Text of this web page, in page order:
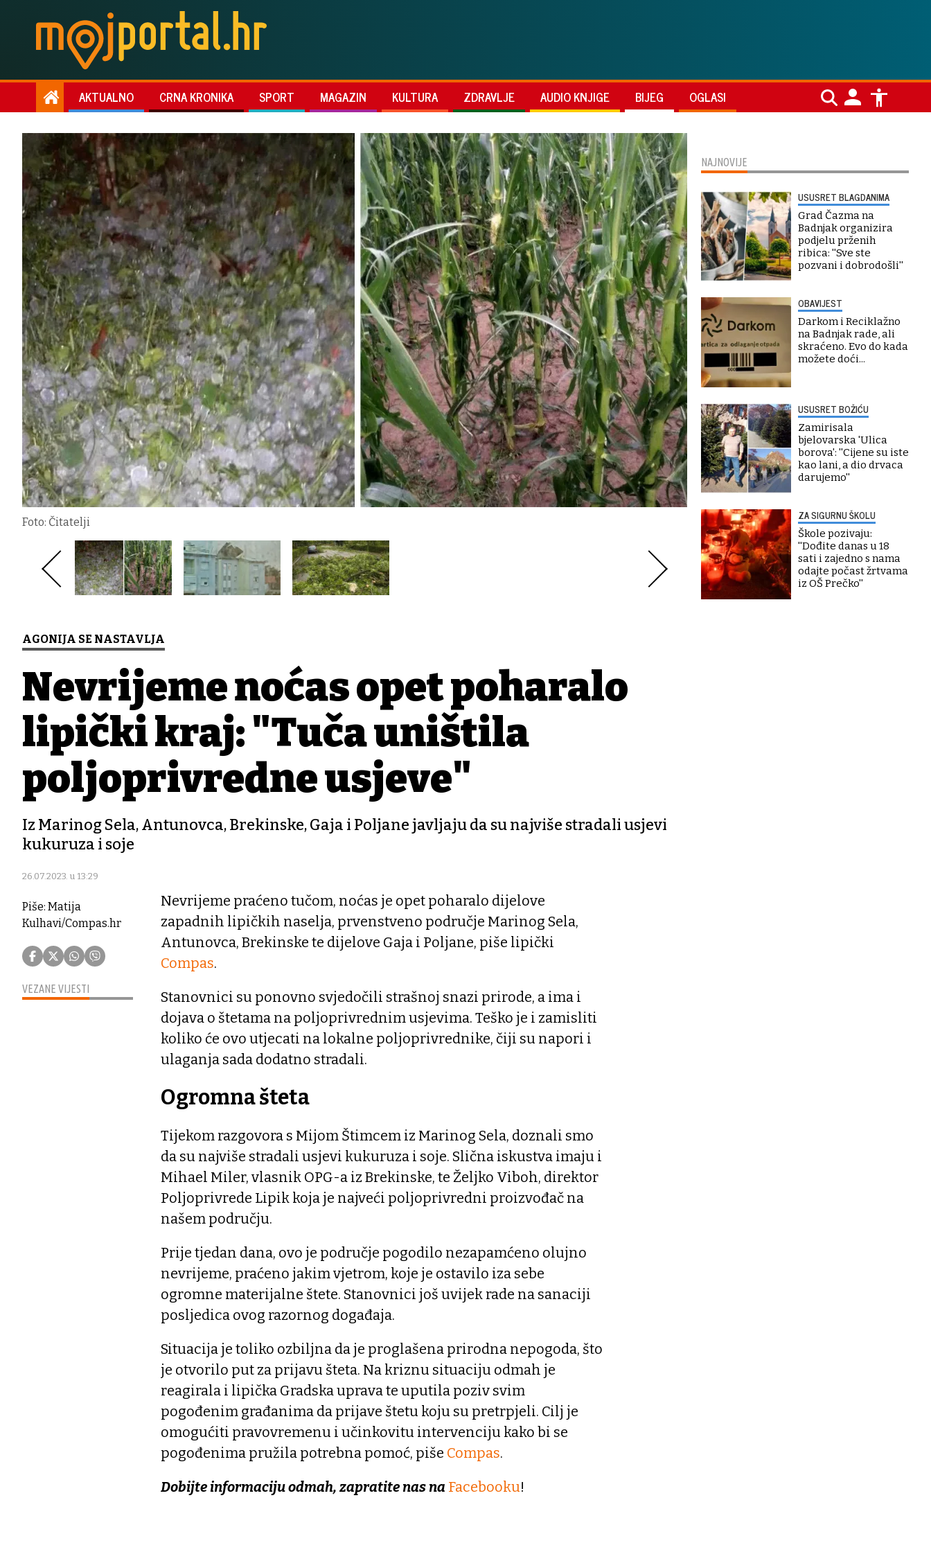
AKTUALNO CRNA KRONIKA SPORT MAGAZIN KULTURA ZDRAVLJE AUDIO KNJIGE BIJEG OGLASI
Foto: Čitatelji
AGONIJA SE NASTAVLJA
Nevrijeme noćas opet poharalo
lipički kraj: "Tuča uništila
poljoprivredne usjeve"
Iz Marinog Sela, Antunovca, Brekinske, Gaja i Poljane javljaju da su najviše stradali usjevi
kukuruza i soje
26.07.2023. u 13:29
Piše: Matija
Kulhavi/Compas.hr
VEZANE VIJESTI
Nevrijeme praćeno tučom, noćas je opet poharalo dijelove
zapadnih lipičkih naselja, prvenstveno područje Marinog Sela,
Antunovca, Brekinske te dijelove Gaja i Poljane, piše lipički
Compas.
Stanovnici su ponovno svjedočili strašnoj snazi prirode, a ima i
dojava o štetama na poljoprivrednim usjevima. Teško je i zamisliti
koliko će ovo utjecati na lokalne poljoprivrednike, čiji su napori i
ulaganja sada dodatno stradali.
Ogromna šteta
Tijekom razgovora s Mijom Štimcem iz Marinog Sela, doznali smo
da su najviše stradali usjevi kukuruza i soje. Slična iskustva imaju i
Mihael Miler, vlasnik OPG-a iz Brekinske, te Željko Viboh, direktor
Poljoprivrede Lipik koja je najveći poljoprivredni proizvođač na
našem području.
Prije tjedan dana, ovo je područje pogodilo nezapamćeno olujno
nevrijeme, praćeno jakim vjetrom, koje je ostavilo iza sebe
ogromne materijalne štete. Stanovnici još uvijek rade na sanaciji
posljedica ovog razornog događaja.
Situacija je toliko ozbiljna da je proglašena prirodna nepogoda, što
je otvorilo put za prijavu šteta. Na kriznu situaciju odmah je
reagirala i lipička Gradska uprava te uputila poziv svim
pogođenim građanima da prijave štetu koju su pretrpjeli. Cilj je
omogućiti pravovremenu i učinkovitu intervenciju kako bi se
pogođenima pružila potrebna pomoć, piše Compas.
Dobijte informaciju odmah, zapratite nas na Facebooku!
NAJNOVIJE
USUSRET BLAGDANIMA
Grad Čazma na
Badnjak organizira
podjelu prženih
ribica: ''Sve ste
pozvani i dobrodošli''
OBAVIJEST
Darkom i Reciklažno
na Badnjak rade, ali
skraćeno. Evo do kada
možete doći...
USUSRET BOŽIĆU
Zamirisala
bjelovarska 'Ulica
borova': ''Cijene su iste
kao lani, a dio drvaca
darujemo''
ZA SIGURNU ŠKOLU
Škole pozivaju:
''Dođite danas u 18
sati i zajedno s nama
odajte počast žrtvama
iz OŠ Prečko''